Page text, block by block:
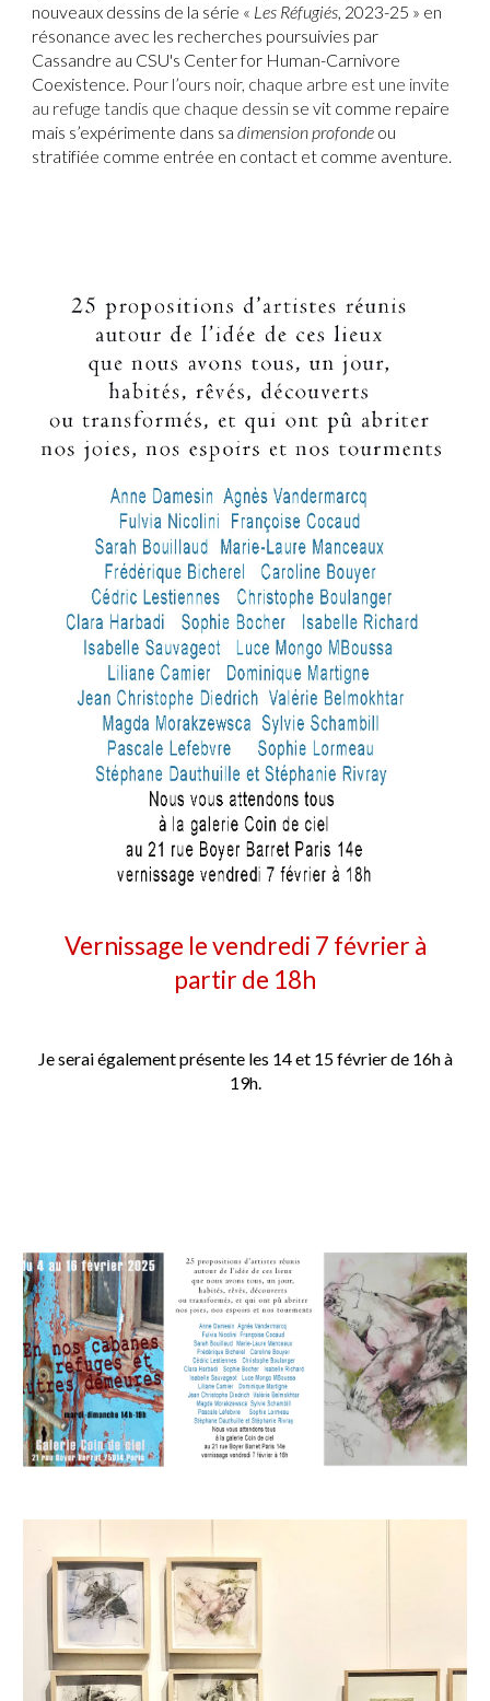
nouveaux dessins de la série « Les Réfugiés, 2023-25 » en
résonance avec les recherches poursuivies par
Cassandre au CSU's Center for Human-Carnivore
Coexistence. Pour l’ours noir, chaque arbre est une invite
au refuge tandis que chaque dessin se vit comme repaire
mais s’expérimente dans sadimension profonde ou
stratifiée comme entrée en contact et comme aventure.
Vernissage le vendredi 7 février à
partir de 18h
Je serai également présente les 14 et 15 février de 16h à
19h.